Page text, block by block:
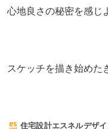
心地良さの秘密を感じ
スケッチを描き始めた